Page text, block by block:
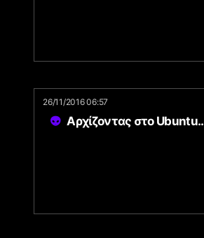
26/11/2016 06:57
Αρχίζοντας στο Ubuntu..